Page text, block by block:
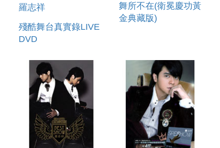
羅志祥
殘酷舞台真實錄LIVE
DVD
舞所不在(衛冕慶功黃
金典藏版)